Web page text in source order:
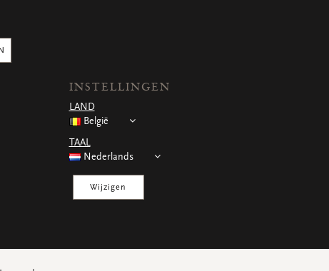
INSTELLINGEN
LAND
België
TAAL
Nederlands
Wijzigen